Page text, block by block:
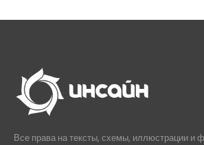
Все права на тексты, схемы, иллюстрации и